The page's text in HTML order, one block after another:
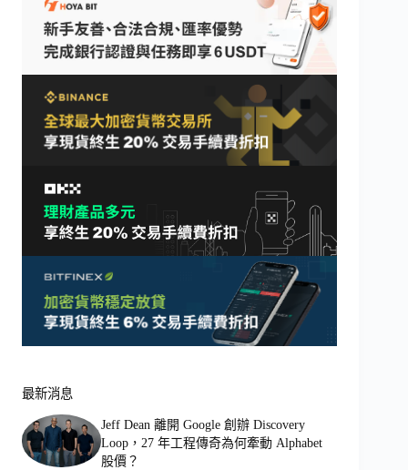
最新消息
Jeff Dean 離開 Google 創辦 Discovery
Loop，27 年工程傳奇為何牽動 Alphabet
股價？